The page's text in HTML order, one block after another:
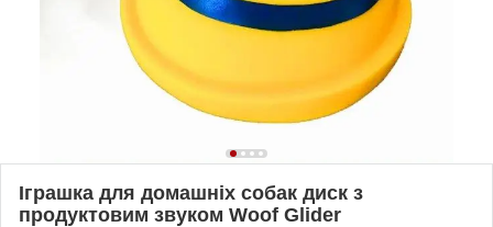
Іграшка для домашніх собак диск з
продуктовим звуком Woof Glider